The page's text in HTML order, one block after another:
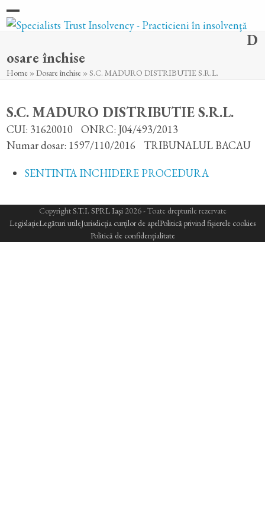
Skip
toOpen
menu
Close
menu
D
osare închise
Home »Dosare închise »S.C. MADURO DISTRIBUTIE S.R.L.
S.C. MADURO DISTRIBUTIE S.R.L.
CUI: 31620010
ONRC: J04/493/2013
Numar dosar: 1597/110/2016
TRIBUNALUL BACAU
SENTINTA INCHIDERE PROCEDURA
CopyrightS.T.I. SPRL Iași2026 - Toate drepturile rezervate
LegislațieLegături utileJurisdicția curților de apelPolitică privind fișierele cookies
Politică de confidențialitate